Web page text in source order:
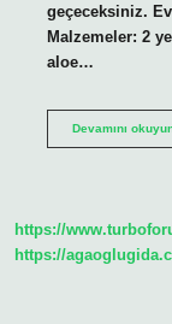
geçeceksiniz.
Malzemeler: 2
aloe…
Devamını
https://
https://